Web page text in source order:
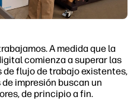
A medida que la
comienza a superar las
flujo de trabajo existentes,
impresión buscan un
de principio a fin.